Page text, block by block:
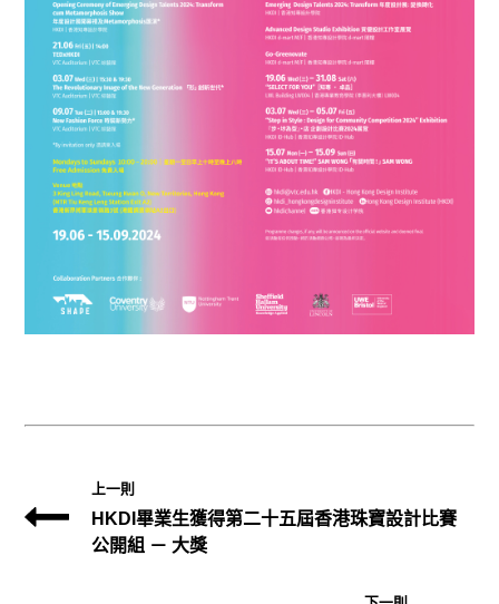
上一則
HKDI畢業生獲得第二十五屆香港珠寶設計比賽
公開組 － 大獎